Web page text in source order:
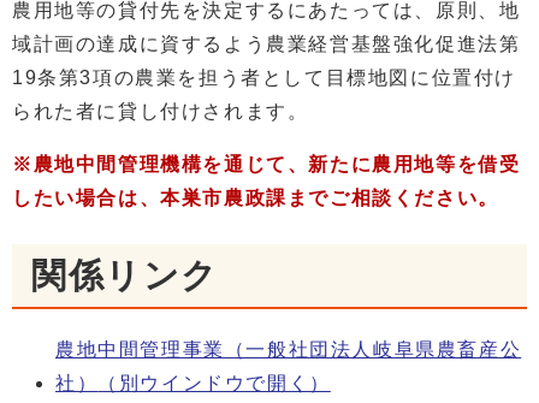
農用地等の貸付先を決定するにあたっては、原則、地
域計画の達成に資するよう農業経営基盤強化促進法第
19条第3項の農業を担う者として目標地図に位置付け
られた者に貸し付けされます。
※農地中間管理機構を通じて、新たに農用地等を借受
したい場合は、本巣市農政課までご相談ください。
関係リンク
農地中間管理事業（一般社団法人岐阜県農畜産公
社）
（別ウインドウで開く）